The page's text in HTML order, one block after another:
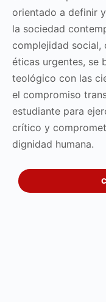
orientado a definir
la sociedad
complejidad social,
éticas urgentes, se
teológico con las
el compromiso
estudiante para
crítico y
dignidad humana.